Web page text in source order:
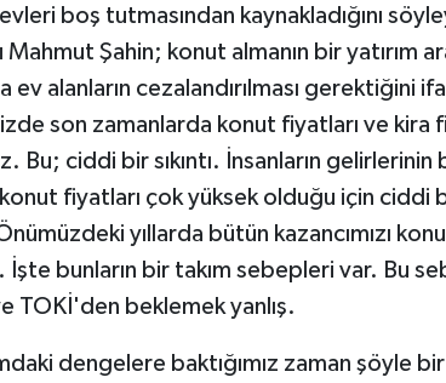
evleri boş tutmasından kaynakladığını
Mahmut Şahin; konut almanın bir yatırım
ev alanların cezalandırılması gerektiğini
son zamanlarda konut fiyatları ve kira
Bu; ciddi bir sıkıntı. İnsanların gelirlerinin
fiyatları çok yüksek olduğu için ciddi
yıllarda bütün kazancımızı
İşte bunların bir takım sebepleri var. Bu
TOKİ'den beklemek yanlış.
dengelere baktığımız zaman şöyle